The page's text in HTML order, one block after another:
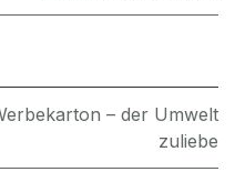
– der Umwelt
zuliebe